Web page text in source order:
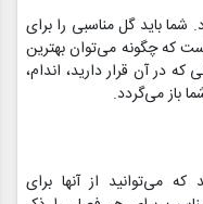
شما باید گل مناسبی را برای
که چگونه می‌توان بهترین
در آن قرار دارید، اندام،
باز می‌گردد.
می‌توانید از آنها برای